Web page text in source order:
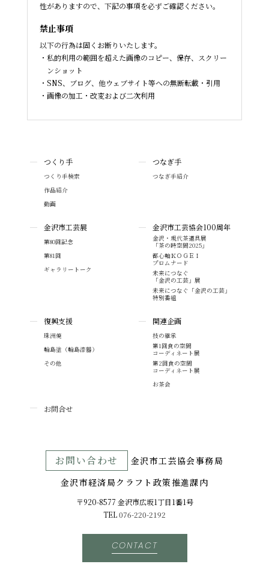
性がありますので、下記の事項を必ずご確認ください。
禁止事項
以下の行為は固くお断りいたします。
私的利用の範囲を超えた画像のコピー、保存、スクリー
ンショット
SNS、ブログ、他ウェブサイト等への無断転載・引用
画像の加工・改変および二次利用
つくり手
つくり手検索
作品紹介
動画
つなぎ手
つなぎ手紹介
金沢市工芸展
第80回記念
第81回
ギャラリートーク
金沢市工芸協会100周年
金沢・現代茶道具展
「茶の時空間2025」
都心軸ＫＯＧＥＩ
プロムナード
未来につなぐ
「金沢の工芸」展
未来につなぐ「金沢の工芸」
特別番組
復興支援
珠洲焼
輪島塗（輪島漆器）
その他
関連企画
技の継承
第1回食の空間
コーディネート展
第2回食の空間
コーディネート展
お茶会
お問合せ
お問い合わせ
⾦沢市⼯芸協会事務局
金沢市経済局クラフト政策推進課内
〒920-8577 ⾦沢市広坂1丁目1番1号
TEL076-220-2192
CONTACT